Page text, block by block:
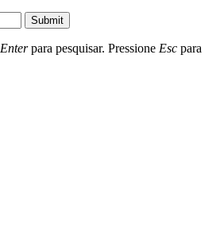
Submit
Enterpara pesquisar. Pressione Esc para